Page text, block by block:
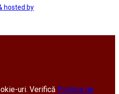
hosted by
uri. Verifică Politica de